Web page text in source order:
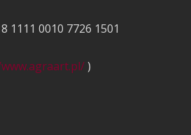
1111 0010 7726 1501
)